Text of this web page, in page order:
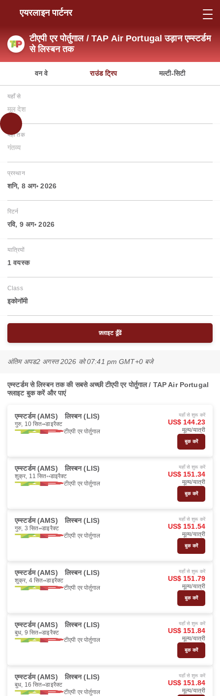
एयरलाइन पार्टनर
टीएपी एर पोर्तुगाल / TAP Air Portugal उड़ान एम्स्टर्डम
से लिस्बन तक
वन वे राउंड ट्रिप मल्टी-सिटी
यहाँ से
मूल देश
यहाँ तक
गंतव्य
प्रस्थान
शनि, 8 अग॰ 2026
रिटर्न
रवि, 9 अग॰ 2026
यात्रियों
1 वयस्‍क
Class
इकोनॉमी
फ़्लाइट ढूँढें
अंतिम अपड2 अगस्त 2026 को 07:41 pm GMT+0 बजे
एम्स्टर्डम से लिस्बन तक की सबसे अच्छी टीएपी एर पोर्तुगाल / TAP Air Portugal
फ्लाइट बुक करें और पाएं
एम्स्टर्डम (AMS) लिस्बन (LIS)
गुरु, 10 सित॰ डाइरैक्ट
टीएपी एर पोर्तुगाल
यहाँ से शुरू करें
US$ 144.23
मूल्य/यात्री
बुक करें
एम्स्टर्डम (AMS) लिस्बन (LIS)
शुक्र, 11 सित॰ डाइरैक्ट
टीएपी एर पोर्तुगाल
यहाँ से शुरू करें
US$ 151.34
मूल्य/यात्री
बुक करें
एम्स्टर्डम (AMS) लिस्बन (LIS)
गुरु, 3 सित॰ डाइरैक्ट
टीएपी एर पोर्तुगाल
यहाँ से शुरू करें
US$ 151.54
मूल्य/यात्री
बुक करें
एम्स्टर्डम (AMS) लिस्बन (LIS)
शुक्र, 4 सित॰ डाइरैक्ट
टीएपी एर पोर्तुगाल
यहाँ से शुरू करें
US$ 151.79
मूल्य/यात्री
बुक करें
एम्स्टर्डम (AMS) लिस्बन (LIS)
बुध, 9 सित॰ डाइरैक्ट
टीएपी एर पोर्तुगाल
यहाँ से शुरू करें
US$ 151.84
मूल्य/यात्री
बुक करें
एम्स्टर्डम (AMS) लिस्बन (LIS)
बुध, 16 सित॰ डाइरैक्ट
टीएपी एर पोर्तुगाल
यहाँ से शुरू करें
US$ 151.84
मूल्य/यात्री